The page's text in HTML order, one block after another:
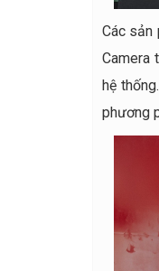
Các sản
Camera
hệ
phương